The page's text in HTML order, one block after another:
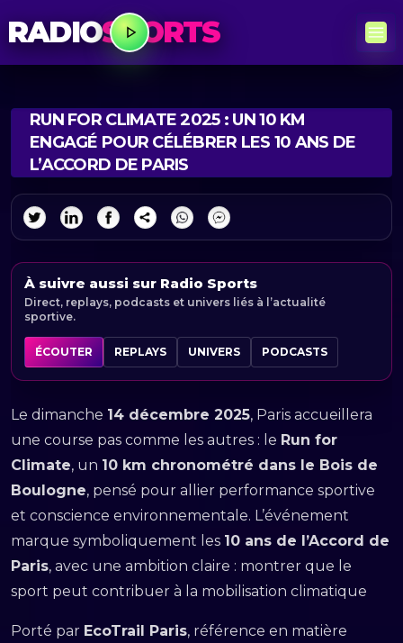
RADIOSPORTS
RUN FOR CLIMATE 2025 : UN 10 KM
ENGAGÉ POUR CÉLÉBRER LES 10 ANS DE
L’ACCORD DE PARIS
À suivre aussi sur Radio Sports
Direct, replays, podcasts et univers liés à l’actualité
sportive.
ÉCOUTER REPLAYS UNIVERS PODCASTS
Le dimanche 14 décembre 2025, Paris accueillera
une course pas comme les autres : le Run for
Climate, un 10 km chronométré dans le Bois de
Boulogne, pensé pour allier performance sportive
et conscience environnementale. L’événement
marque symboliquement les 10 ans de l’Accord de
Paris, avec une ambition claire : montrer que le
sport peut contribuer à la mobilisation climatique
Porté par EcoTrail Paris, référence en matière